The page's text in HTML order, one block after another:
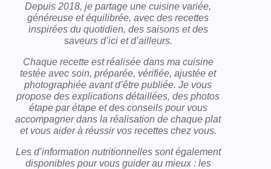
Depuis 2018, je partage une cuisine variée,
généreuse et équilibrée, avec des recettes
inspirées du quotidien, des saisons et des
saveurs d’ici et d’ailleurs.
Chaque recette est réalisée dans ma cuisine
testée avec soin, préparée, vérifiée, ajustée et
photographiée avant d’être publiée. Je vous
propose des explications détaillées, des photos
étape par étape et des conseils pour vous
accompagner dans la réalisation de chaque plat
et vous aider à réussir vos recettes chez vous.
Les d’information nutritionnelles sont également
disponibles pour vous guider au mieux : les